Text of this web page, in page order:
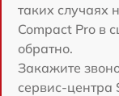
таких случаях
Compact Pro в
обратно.
Закажите
сервис-центра